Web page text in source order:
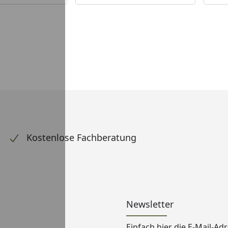
Kostenlose Fachberatung
Newsletter